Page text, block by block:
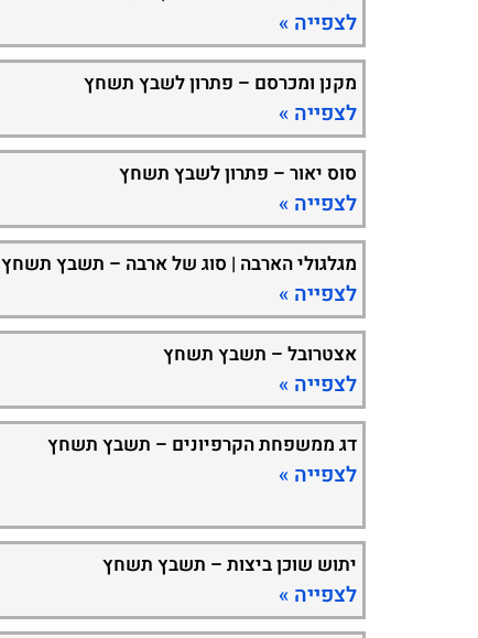
לצפייה »
מקנן ומכרסם – פתרון לשבץ תשחץ
לצפייה »
סוס יאור – פתרון לשבץ תשחץ
לצפייה »
מגלגולי הארבה | סוג של ארבה – תשבץ תשחץ
לצפייה »
אצטרובל – תשבץ תשחץ
לצפייה »
דג ממשפחת הקרפיונים – תשבץ תשחץ
לצפייה »
יתוש שוכן ביצות – תשבץ תשחץ
לצפייה »